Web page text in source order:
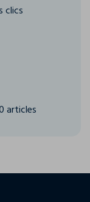
clics
articles